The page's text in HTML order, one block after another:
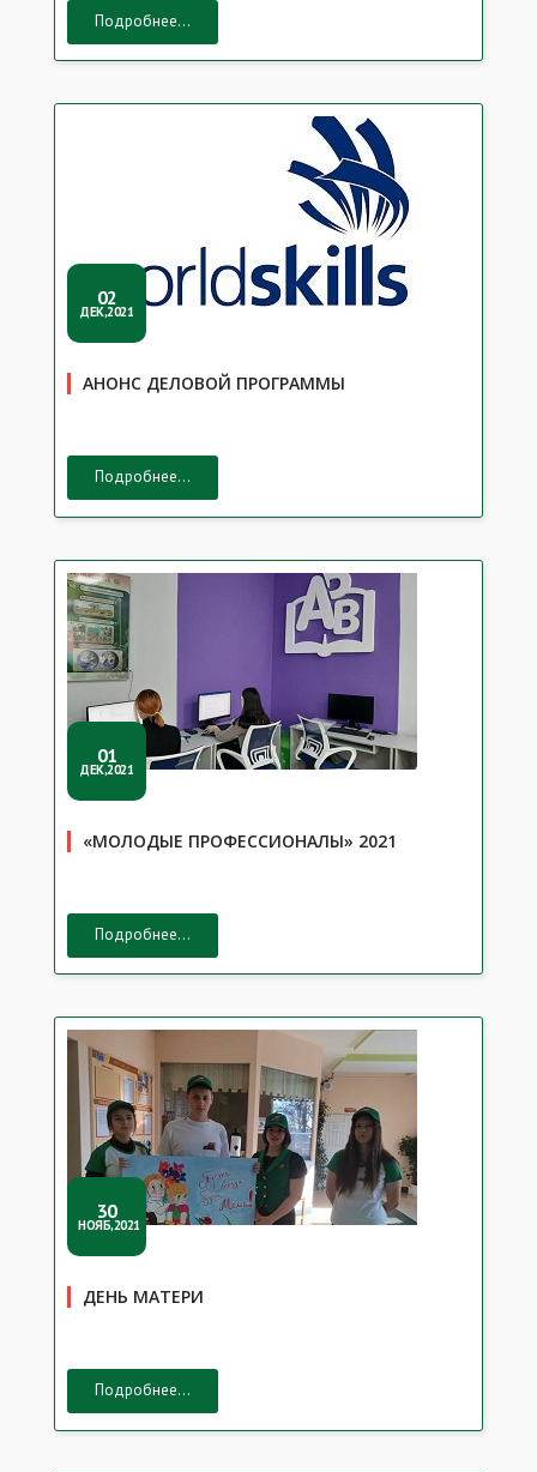
Подробнее...
02
ДЕК,2021
АНОНС ДЕЛОВОЙ ПРОГРАММЫ
Подробнее...
01
ДЕК,2021
«МОЛОДЫЕ ПРОФЕССИОНАЛЫ» 2021
Подробнее...
30
НОЯБ,2021
ДЕНЬ МАТЕРИ
Подробнее...